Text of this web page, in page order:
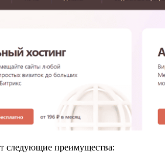
следующие преимущества: